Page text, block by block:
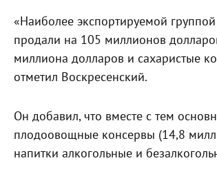
«Наиболее экспортируемой
продали на 105 миллионов
миллиона долларов и сахаристые
отметил Воскресенский.
Он добавил, что вместе с тем
плодоовощные консервы (14,8
напитки алкогольные и